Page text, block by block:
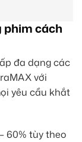
phim cách
đa dạng các
với
yêu cầu khắt
60% tùy theo